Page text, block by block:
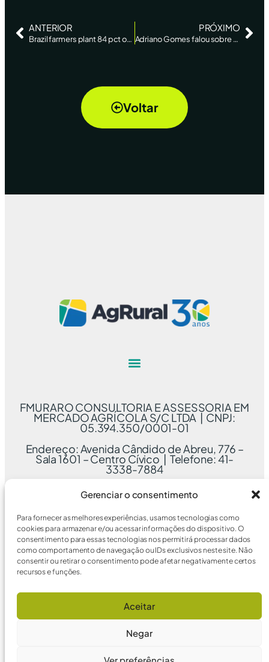
Gerenciar o consentimento
Para fornecer as melhores experiências, usamos tecnologias como
cookies para armazenar e/ou acessar informações do dispositivo. O
consentimento para essas tecnologias nos permitirá processar dados
como comportamento de navegação ou IDs exclusivos neste site. Não
consentir ou retirar o consentimento pode afetar negativamente certos
recursos e funções.
Aceitar
Negar
Ver preferências
ANTERIOR
Brazil farmers plant 84 pct of estimated soy area -AgRural
PRÓXIMO
Adriano Gomes falou sobre o mercado do milho no Canal Rural
Voltar
FMURARO CONSULTORIA E ASSESSORIA EM
MERCADO AGRÍCOLA S/C LTDA | CNPJ:
05.394.350/0001-01
Endereço: Avenida Cândido de Abreu, 776 –
Sala 1601 – Centro Cívico | Telefone: 41-
3338-7884